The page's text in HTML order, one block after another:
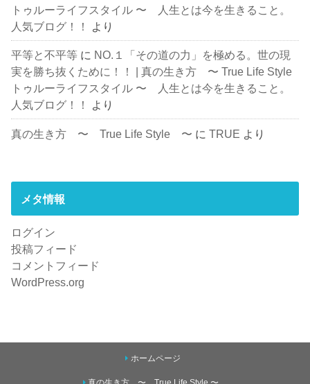
トゥルーライフスタイル 〜 人生とは今を生きること。
人気ブログ！！
より
平等と不平等 に NO.１「その道の力」を極める。世の現
実を勝ち抜くために！！ | 真の生き方 〜 True Life Style
トゥルーライフスタイル 〜 人生とは今を生きること。
人気ブログ！！
より
真の生き方 〜 True Life Style 〜 にTRUE より
メタ情報
ログイン
投稿フィード
コメントフィード
WordPress.org
ホームページ